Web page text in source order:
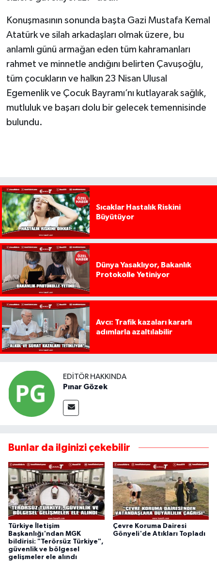
Konuşmasının sonunda başta Gazi Mustafa Kemal
Atatürk ve silah arkadaşları olmak üzere, bu
anlamlı günü armağan eden tüm kahramanları
rahmet ve minnetle andığını belirten Çavuşoğlu,
tüm çocukların ve halkın 23 Nisan Ulusal
Egemenlik ve Çocuk Bayramı’nı kutlayarak sağlık,
mutluluk ve başarı dolu bir gelecek temennisinde
bulundu.
Sıcaklar Hastalık Riskini
Büyütüyor
Dünya Yasaklıyor, Bakanlık
Protokolle Yetiniyor
Avcı: Trafik kazaları kararlı
adımlarla azaltılabilir
EDITÖR HAKKINDA
Pınar Gözek
Bunlar da ilginizi çekebilir
Türkiye İletişim
Başkanlığı'ndan MGK
bildirisi: "Terörsüz Türkiye",
güvenlik ve bölgesel
gelişmeler ele alındı
Çevre Koruma Dairesi
Gönyeli'de Atıkları Topladı